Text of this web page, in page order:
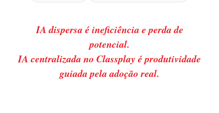
IA dispersa é ineficiência e perda de
potencial.
IA centralizada no Classplay é produtividade
guiada pela adoção real.